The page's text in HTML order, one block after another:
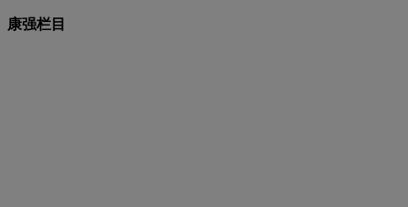
康强栏目